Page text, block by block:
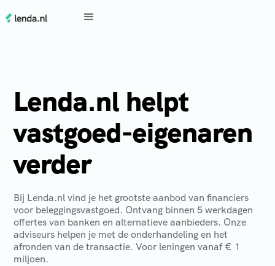
Lenda.nl helpt
vastgoed-eigenaren
verder
Bij Lenda.nl vind je het grootste aanbod van financiers
voor beleggingsvastgoed. Ontvang binnen 5 werkdagen
offertes van banken en alternatieve aanbieders. Onze
adviseurs helpen je met de onderhandeling en het
afronden van de transactie. Voor leningen vanaf € 1
miljoen.